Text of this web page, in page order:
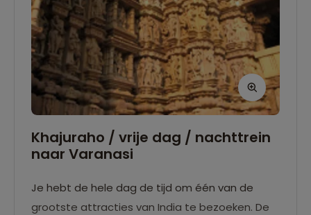
Khajuraho / vrije dag / nachttrein
naar Varanasi
Je hebt de hele dag de tijd om één van de
grootste attracties van India te bezoeken. De